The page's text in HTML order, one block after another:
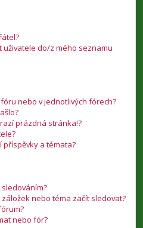
uživatele do/z mého seznamu
nebo v jednotlivých fórech?
prázdná stránka!?
příspěvky a témata?
nebo téma začít sledovat?
nebo fór?